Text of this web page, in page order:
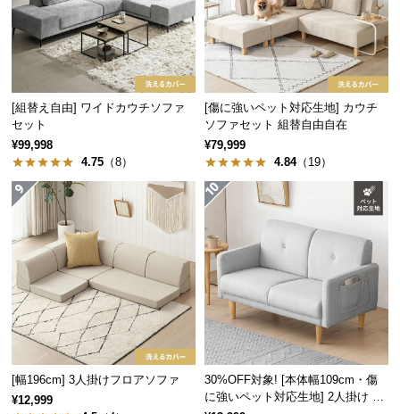
て
搬
経
路
に
つ
い
て
返
品・
キ
ャ
ン
セ
ル
に
つ
[組替え自由] ワイドカウチソファ
セット
¥99,998
4.75 （8）
[傷に強いペット対応生地] カウチ
ソファセット 組替自由自在
¥79,999
4.84（19）
[幅196cm] 3人掛けフロアソファ
¥12,999
30%OFF対象! [本体幅109cm・傷
に強いペット対応生地] 2人掛け コ